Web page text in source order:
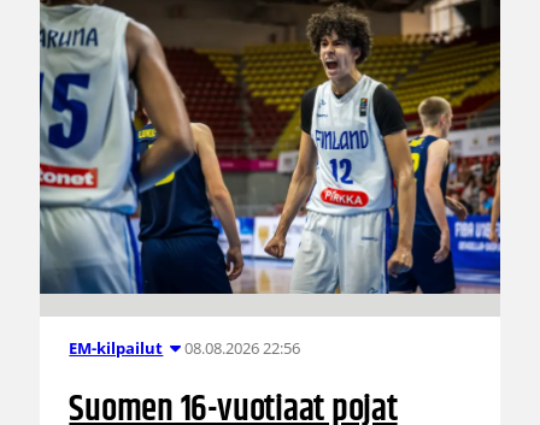
EM-kilpailut 08.08.2026 22:56
Suomen 16-vuotiaat pojat